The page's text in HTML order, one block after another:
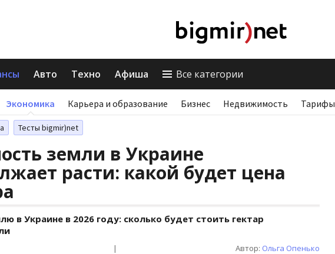
Авто Техно Афиша Все категории
Экономика Карьера и образование Бизнес Недвижимость Тарифы
Тесты bigmir)net
земли в Украине
расти: какой будет цена
в Украине в 2026 году: сколько будет стоить гектар
| Автор: Ольга Опенько